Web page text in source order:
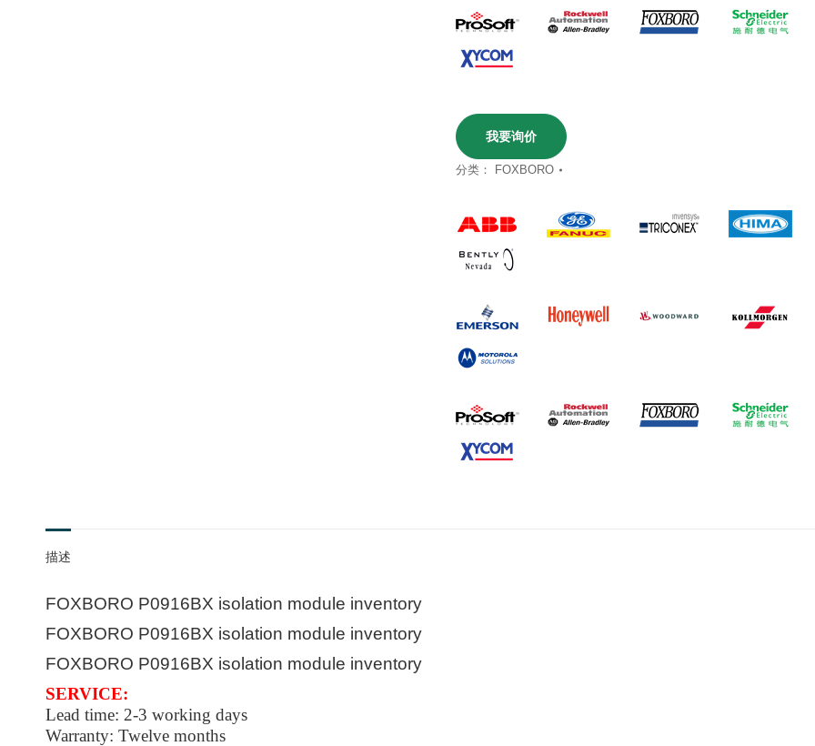
我要询价
分类： FOXBORO
描述
FOXBORO P0916BX isolation module inventory
FOXBORO P0916BX isolation module inventory
FOXBORO P0916BX isolation module inventory
SERVICE:
Lead time: 2-3 working days
Warranty: Twelve months